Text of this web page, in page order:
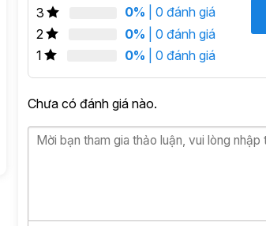
3
0% | 0 đánh giá
2
0% | 0 đánh giá
1
0% | 0 đánh giá
Chưa có đánh giá nào.